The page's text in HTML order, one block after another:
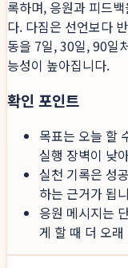
록하며, 응원과 피드
다. 다짐은 선언보다
동을 7일, 30일, 90일
능성이 높아집니다.
확인 포인트
목표는 오늘 할
실행 장벽이 낮
실천 기록은 성
하는 근거가 됩
응원 메시지는
게 할 때 더 오